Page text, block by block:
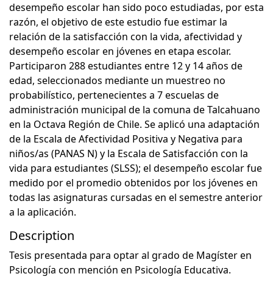
desempeño escolar han sido poco estudiadas, por esta
razón, el objetivo de este estudio fue estimar la
relación de la satisfacción con la vida, afectividad y
desempeño escolar en jóvenes en etapa escolar.
Participaron 288 estudiantes entre 12 y 14 años de
edad, seleccionados mediante un muestreo no
probabilístico, pertenecientes a 7 escuelas de
administración municipal de la comuna de Talcahuano
en la Octava Región de Chile. Se aplicó una adaptación
de la Escala de Afectividad Positiva y Negativa para
niños/as (PANAS N) y la Escala de Satisfacción con la
vida para estudiantes (SLSS); el desempeño escolar fue
medido por el promedio obtenidos por los jóvenes en
todas las asignaturas cursadas en el semestre anterior
a la aplicación.
Description
Tesis presentada para optar al grado de Magíster en
Psicología con mención en Psicología Educativa.